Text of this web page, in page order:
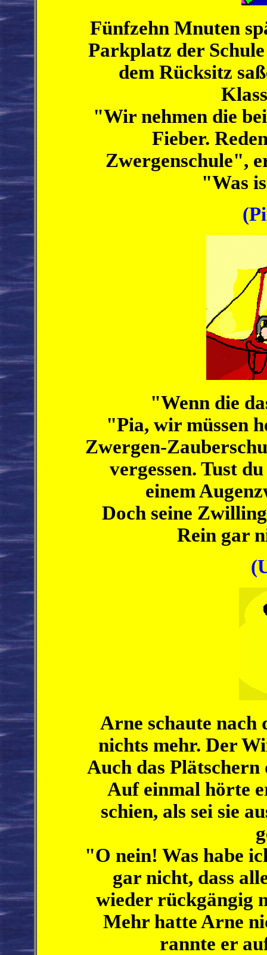
Fünfzehn Mnuten
Parkplatz der
dem Rücksitz
"Wir nehmen die
Fieber.
Zwergenschule",
"Was
"Wenn die
"Pia, wir müssen
Zwergen-
vergessen. Tust
einem
Doch seine
Rein gar
Arne schaute nach
nichts mehr. Der
Auch das Plätschern
Auf einmal hörte
schien, als sei sie
"O nein! Was habe
gar nicht, dass
wieder rückgängig
Mehr hatte Arne
rannte er